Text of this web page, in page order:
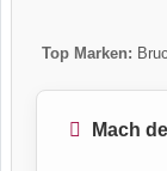
Top Marken:
Mach